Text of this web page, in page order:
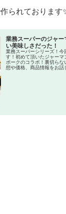
られております
業務スーパーのジャ
い美味しさだった！
業務スーパーシリーズ！
す！初めて頂いたジャーマ
ポークのコラボ！裏切ら
想や価格、商品情報をお話